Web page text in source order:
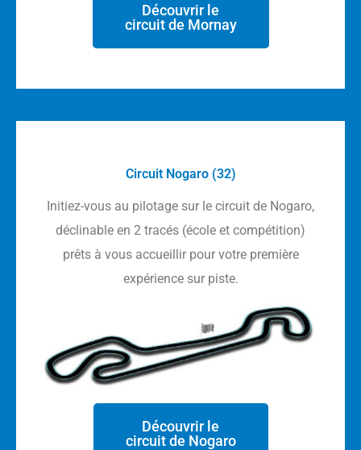
Découvrir le
circuit de Mornay
Circuit Nogaro (32)
Initiez-vous au pilotage sur le circuit de Nogaro,
déclinable en 2 tracés (école et compétition)
prêts à vous accueillir pour votre première
expérience sur piste.
Découvrir le
circuit de Nogaro